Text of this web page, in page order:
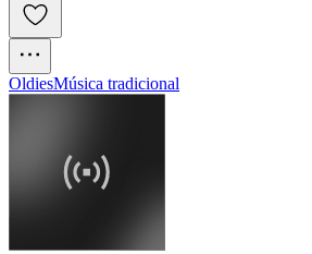
OldiesMúsica tradicional